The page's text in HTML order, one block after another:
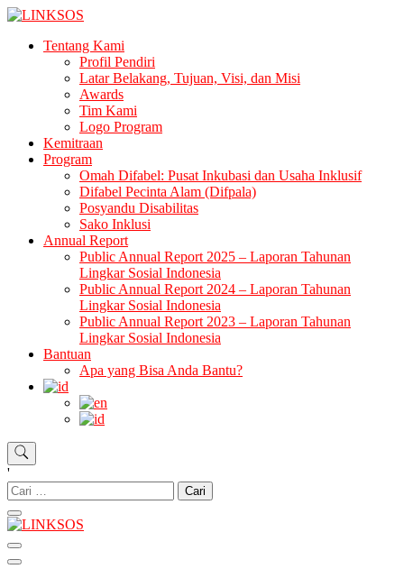
LINKSOSTentang Kami
Profil Pendiri
Latar Belakang, Tujuan, Visi, dan Misi
Awards
Tim Kami
Logo Program
Kemitraan
Program
Omah Difabel: Pusat Inkubasi dan Usaha Inklusif
Difabel Pecinta Alam (Difpala)
Posyandu Disabilitas
Sako Inklusi
Annual Report
Public Annual Report 2025 – Laporan Tahunan
Lingkar Sosial Indonesia
Public Annual Report 2024 – Laporan Tahunan
Lingkar Sosial Indonesia
Public Annual Report 2023 – Laporan Tahunan
Lingkar Sosial Indonesia
Bantuan
Apa yang Bisa Anda Bantu?
'